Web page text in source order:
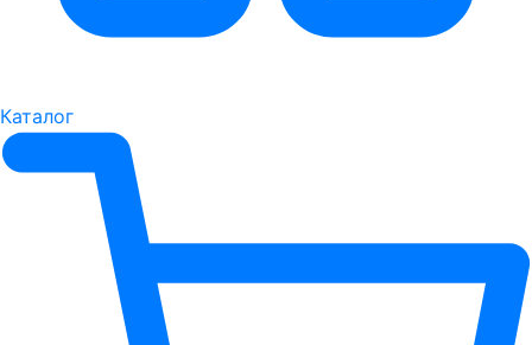
Каталог